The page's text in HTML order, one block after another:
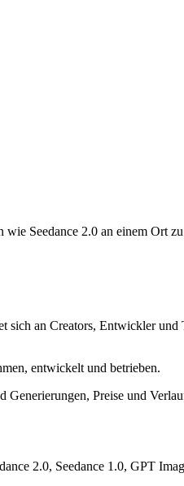
Seedance 2.0 an einem Ort zu
an Creators, Entwickler
entwickelt und betrieben.
Generierungen, Preise und
2.0, Seedance 1.0, GPT